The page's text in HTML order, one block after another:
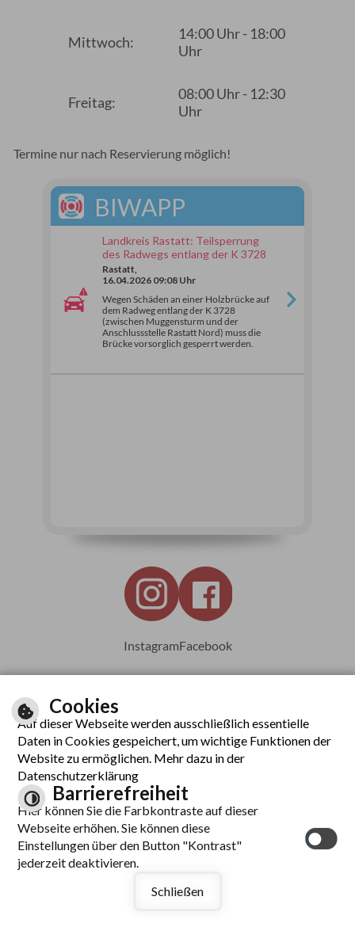
Mittwoch:
14:00 Uhr - 18:00
Uhr
Freitag:
08:00 Uhr - 12:30
Uhr
Termine nur nach Reservierung möglich!
BIWAPP
Landkreis Rastatt: Teilsperrung
des Radwegs entlang der K 3728
Rastatt,
16.04.2026 09:08 Uhr
Wegen Schäden an einer Holzbrücke auf
dem Radweg entlang der K 3728
(zwischen Muggensturm und der
Anschlussstelle Rastatt Nord) muss die
Brücke vorsorglich gesperrt werden.
InstagramFacebook
Leichte Sprache
Inhalt
Impressum
Datenschutzerklärung
Barrierefreiheit
Cookies
Auf dieser Webseite werden ausschließlich essentielle
Daten in Cookies gespeichert, um wichtige Funktionen der
Website zu ermöglichen. Mehr dazu in der
Datenschutzerklärung
Barrierefreiheit
Hier können Sie die Farbkontraste auf dieser
Webseite erhöhen. Sie können diese
Einstellungen über den Button "Kontrast"
jederzeit deaktivieren.
Schließen